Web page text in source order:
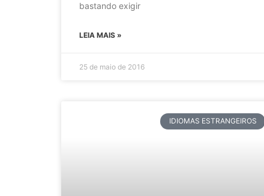
bastando exigir
LEIA MAIS »
25 de maio de 2016
IDIOMAS ESTRANGEIROS